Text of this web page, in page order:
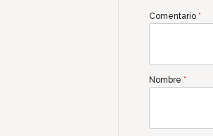
Comentario *
Nombre *